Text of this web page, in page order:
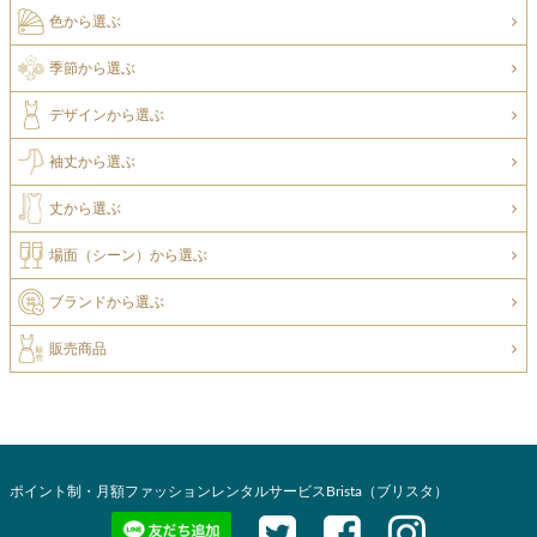
色から選ぶ
季節から選ぶ
デザインから選ぶ
袖丈から選ぶ
丈から選ぶ
場面（シーン）から選ぶ
ブランドから選ぶ
販売商品
ポイント制・月額ファッションレンタルサービスBrista（ブリスタ）